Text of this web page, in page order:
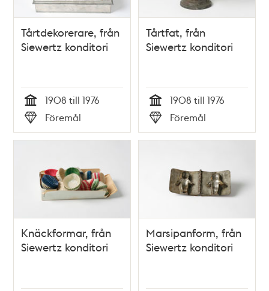
Tårtdekorerare, från
Siewertz konditori
Tid
1908 till 1976
Typ
Föremål
Tårtfat, från
Siewertz konditori
Tid
1908 till 1976
Typ
Föremål
Knäckformar, från
Siewertz konditori
Marsipanform, från
Siewertz konditori